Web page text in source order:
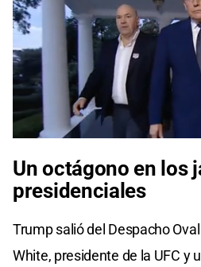
Un octágono en los
presidenciales
Trump salió del Despacho
White, presidente de la UFC y